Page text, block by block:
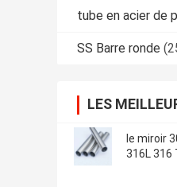
tube en acier de
SS Barre ronde
LES
le miroir
316L 316